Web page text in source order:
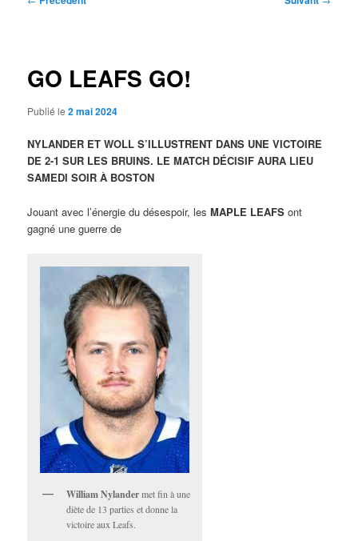
GO LEAFS GO!
Publié le2 mai 2024
NYLANDER ET WOLL S’ILLUSTRENT DANS UNE VICTOIRE
DE 2-1 SUR LES BRUINS. LE MATCH DÉCISIF AURA LIEU
SAMEDI SOIR À BOSTON
Jouant avec l’énergie du désespoir, lesMAPLE LEAFS ont
gagné une guerre de
William Nylandermet fin à une
diète de 13 parties et donne la
victoire aux Leafs.